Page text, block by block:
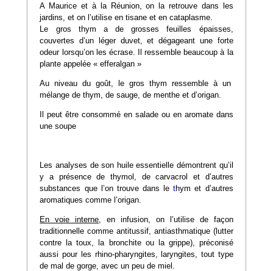
A Maurice et à la Réunion, on la retrouve dans les
jardins, et on l’utilise en tisane et en cataplasme.
Le gros thym a de grosses feuilles épaisses,
couvertes d’un léger duvet, et dégageant une forte
odeur lorsqu’on les écrase. Il ressemble beaucoup à la
plante appelée « efferalgan »
Au niveau du goût, le gros thym ressemble à un
mélange de thym, de sauge, de menthe et d’origan.
Il peut être consommé en salade ou en aromate dans
une soupe
Les analyses de son huile essentielle démontrent qu’il
y a présence de thymol, de carvacrol et d’autres
substances que l’on trouve dans lethym et d’autres
aromatiques comme l’origan.
En voie interne , en infusion, on l’utilise de façon
traditionnelle comme antitussif, antiasthmatique (lutter
contre la toux, la bronchite ou la grippe), préconisé
aussi pour les rhino-pharyngites, laryngites, tout type
de mal de gorge, avec un peu de miel.